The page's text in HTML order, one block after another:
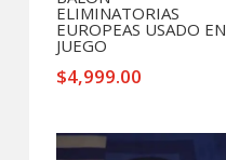
ELIMINATORIAS
EUROPEAS USADO EN
JUEGO
$4,999.00